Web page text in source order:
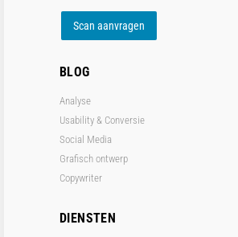
Scan aanvragen
BLOG
Analyse
Usability & Conversie
Social Media
Grafisch ontwerp
Copywriter
DIENSTEN